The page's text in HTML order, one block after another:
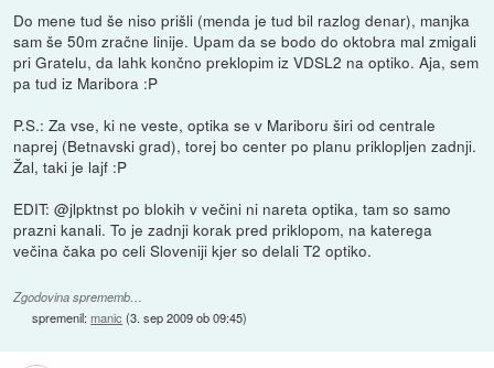
Do mene tud še niso prišli (menda je tud bil razlog denar), manjka
sam še 50m zračne linije. Upam da se bodo do oktobra mal zmigali
pri Gratelu, da lahk končno preklopim iz VDSL2 na optiko. Aja, sem
pa tud iz Maribora :P
P.S.: Za vse, ki ne veste, optika se v Mariboru širi od centrale
naprej (Betnavski grad), torej bo center po planu priklopljen zadnji.
Žal, taki je lajf :P
EDIT: @jlpktnst po blokih v večini ni nareta optika, tam so samo
prazni kanali. To je zadnji korak pred priklopom, na katerega
večina čaka po celi Sloveniji kjer so delali T2 optiko.
Zgodovina sprememb…
spremenil:manic (3. sep 2009 ob 09:45)